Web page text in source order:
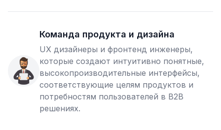
Команда продукта и дизайна
UX дизайнеры и фронтенд инженеры,
которые создают интуитивно понятные,
высокопроизводительные интерфейсы,
соответствующие целям продуктов и
потребностям пользователей в B2B
решениях.